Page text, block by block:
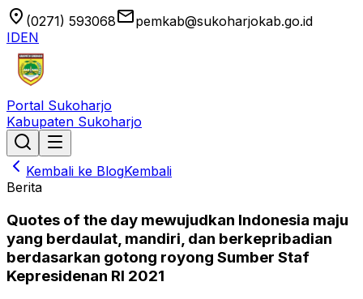
location_on (0271) 593068emailpemkab@sukoharjokab.go.id
IDEN
Portal Sukoharjo
Kabupaten Sukoharjo
Kembali ke BlogKembali
Berita
Quotes of the day mewujudkan Indonesia maju
yang berdaulat, mandiri, dan berkepribadian
berdasarkan gotong royong Sumber Staf
Kepresidenan RI 2021